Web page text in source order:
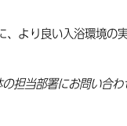
、より良い入浴環境の
担当部署にお問い合わ